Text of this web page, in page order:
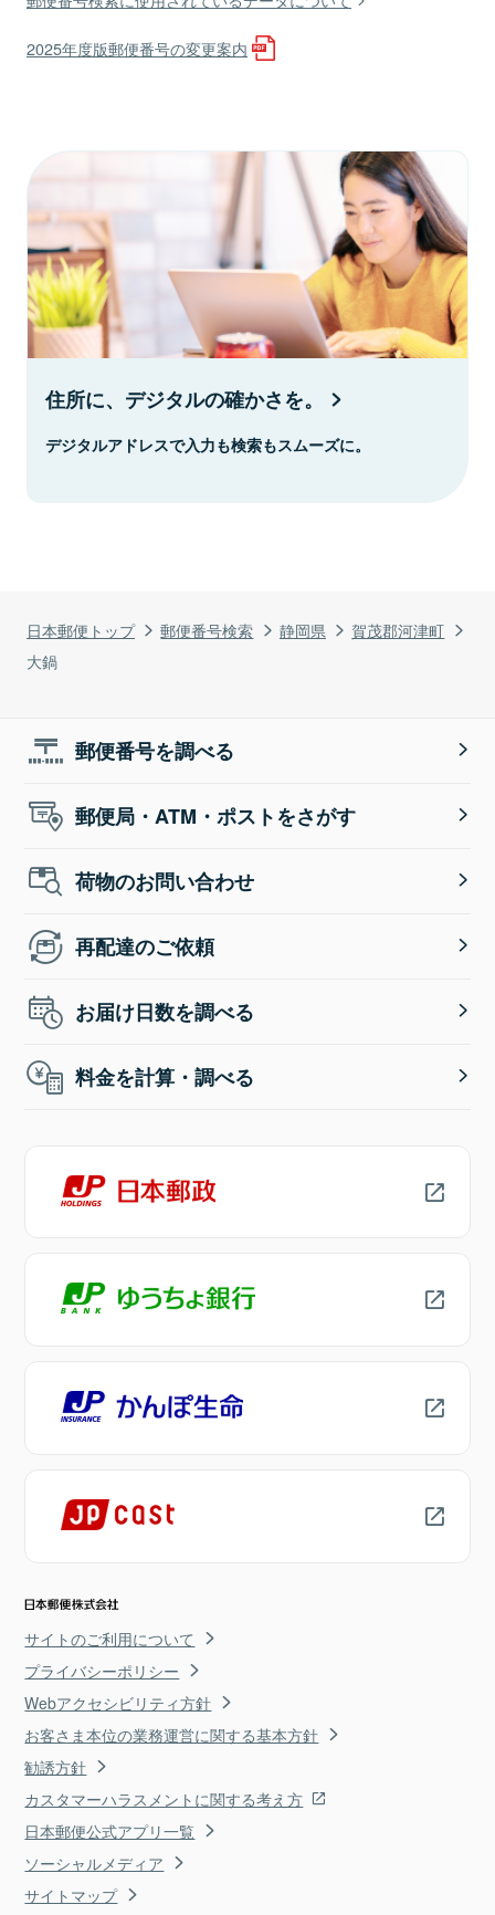
日本郵便トップ 郵便番号検索 静岡県
賀茂郡河津町
大鍋
2025年度版郵便番号の変更案内
住所に、デジタルの確かさを。
デジタルアドレスで入力も検索もスムーズに。
郵便番号を調べる
郵便局・ATM・ポストをさがす
荷物のお問い合わせ
再配達のご依頼
お届け日数を調べる
料金を計算・調べる
サイトのご利用について
プライバシーポリシー
Webアクセシビリティ方針
お客さま本位の業務運営に関する基本方針
勧誘方針
カスタマーハラスメントに関する考え方
日本郵便公式アプリ一覧
ソーシャルメディア
サイトマップ